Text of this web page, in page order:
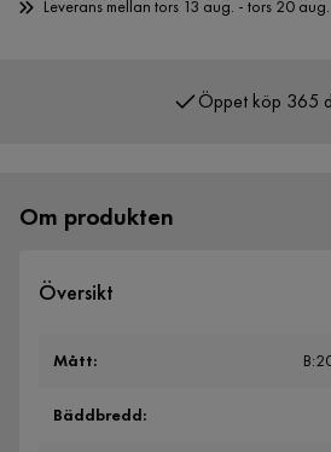
Leverans mellan tors 13 aug. - tors 20 aug.
Öppet köp 365
Om produkten
Översikt
Mått:
Bäddbredd: